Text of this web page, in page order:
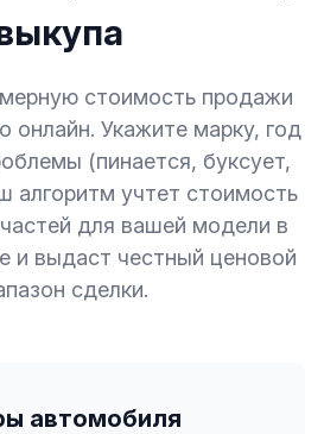
стоимость продажи
онлайн. Укажите марку, год
(пинается, буксует,
алгоритм учтет стоимость
для вашей модели в
и выдаст честный ценовой
сделки.
автомобиля